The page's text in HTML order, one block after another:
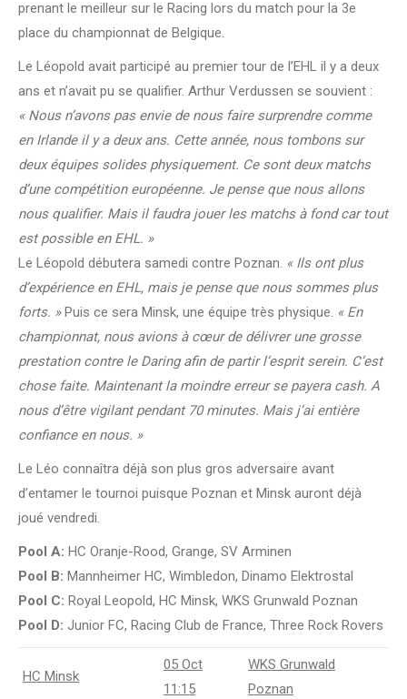
prenant le meilleur sur le Racing lors du match pour la 3e
place du championnat de Belgique.
Le Léopold avait participé au premier tour de l’EHL il y a deux
ans et n’avait pu se qualifier. Arthur Verdussen se souvient :
« Nous n’avons pas envie de nous faire surprendre comme
en Irlande il y a deux ans. Cette année, nous tombons sur
deux équipes solides physiquement. Ce sont deux matchs
d’une compétition européenne. Je pense que nous allons
nous qualifier. Mais il faudra jouer les matchs à fond car tout
est possible en EHL. »
Le Léopold débutera samedi contre Poznan. « Ils ont plus
d’expérience en EHL, mais je pense que nous sommes plus
forts. »Puis ce sera Minsk, une équipe très physique. « En
championnat, nous avions à cœur de délivrer une grosse
prestation contre le Daring afin de partir l’esprit serein. C’est
chose faite. Maintenant la moindre erreur se payera cash. A
nous d’être vigilant pendant 70 minutes. Mais j’ai entière
confiance en nous. »
Le Léo connaîtra déjà son plus gros adversaire avant
d’entamer le tournoi puisque Poznan et Minsk auront déjà
joué vendredi.
Pool A: HC Oranje-Rood, Grange, SV Arminen
Pool B: Mannheimer HC, Wimbledon, Dinamo Elektrostal
Pool C: Royal Leopold, HC Minsk, WKS Grunwald Poznan
Pool D: Junior FC, Racing Club de France, Three Rock Rovers
HC Minsk
05 Oct
11:15
WKS Grunwald
Poznan